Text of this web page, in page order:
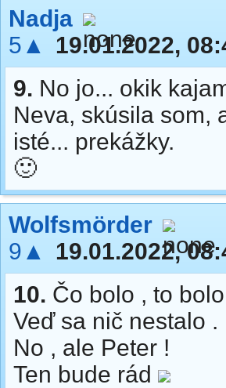
Nadja
5▲
19.01.2022,
9. No jo... okik
Neva, skúsila som,
isté... prekážky.
🙂
Wolfsmörder
9▲
19.01.2022,
10. Čo bolo , to
Veď sa nič nestalo .
No , ale Peter !
Ten bude rád